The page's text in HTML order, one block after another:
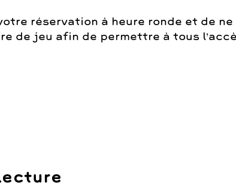
réservation à heure ronde et de ne
de jeu afin de permettre à tous